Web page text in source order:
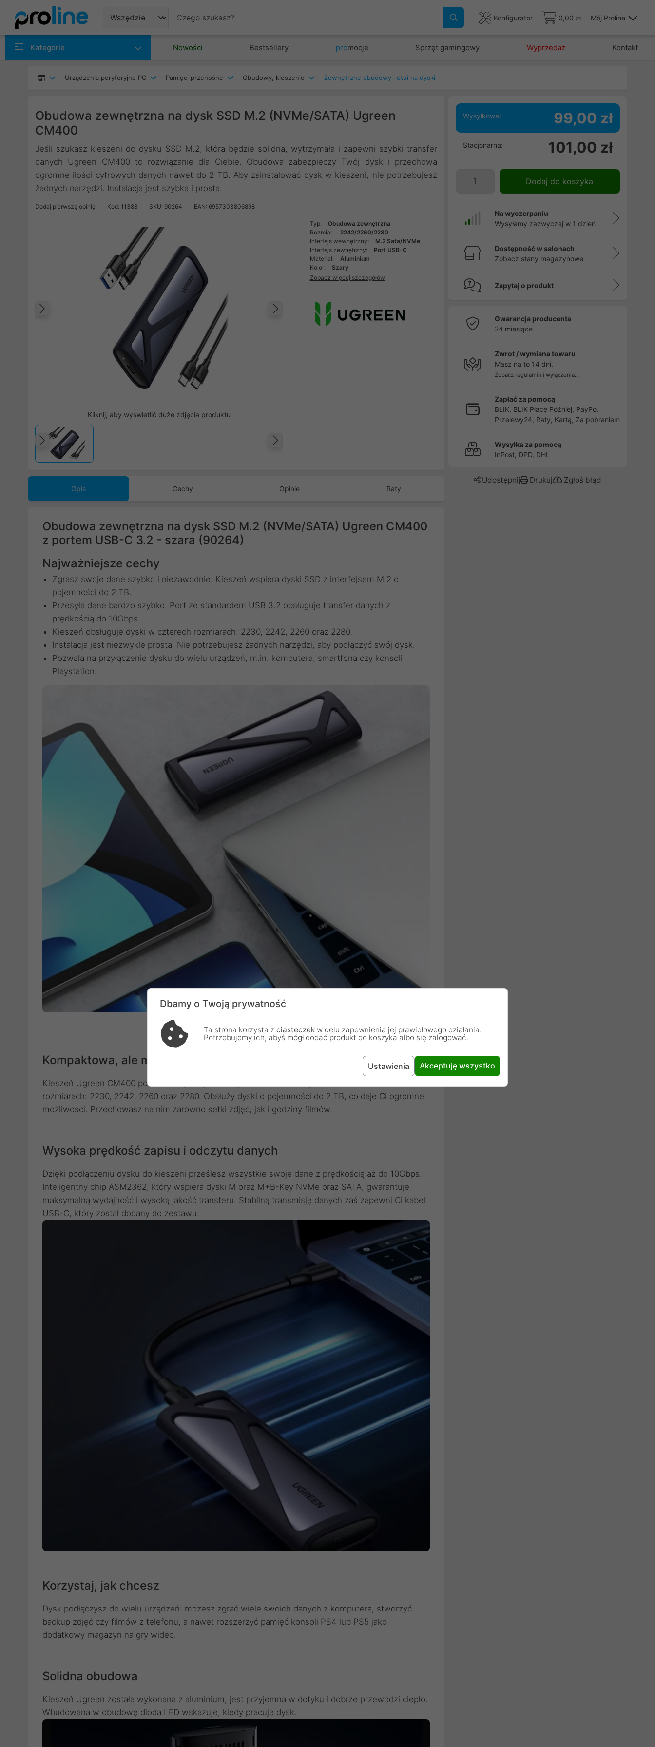
Konfigurator 0,00 zł Mój Proline
Kategorie Nowości Bestsellery promocje Sprzęt gamingowy Wyprzedaż Kontakt
Urządzenia peryferyjne PC Pamięci przenośne Obudowy, kieszenie Zewnętrzne obudowy i etui na dyski
Obudowa zewnętrzna na dysk SSD M.2 (NVMe/SATA) Ugreen
CM400
Jeśli szukasz kieszeni do dysku SSD M.2, która będzie solidna, wytrzymała i zapewni szybki transfer
danych Ugreen CM400 to rozwiązanie dla Ciebie. Obudowa zabezpieczy Twój dysk i przechowa
ogromne ilości cyfrowych danych nawet do 2 TB. Aby zainstalować dysk w kieszeni, nie potrzebujesz
żadnych narzędzi. Instalacja jest szybka i prosta.
Dodaj pierwszą opinię Kod: 11388 SKU: 90264 EAN: 6957303806898
Następny
Kliknij, aby wyświetlić duże zdjęcia produktu
Poprzedni
Typ:
Obudowa zewnętrzna
Rozmiar:
2242/2260/2280
Interfejs wewnętrzny:
M.2 Sata/NVMe
Interfejs zewnętrzny:
Port USB-C
Materiał:
Aluminium
Kolor:
Szary
Zobacz więcej szczegółów
Opis Cechy Opinie Raty
Obudowa zewnętrzna na dysk SSD M.2 (NVMe/SATA) Ugreen CM400
z portem USB-C 3.2 - szara (90264)
Najważniejsze cechy
Zgrasz swoje dane szybko i niezawodnie. Kieszeń wspiera dyski SSD z interfejsem M.2 o
pojemności do 2 TB.
Przesyła dane bardzo szybko. Port ze standardem USB 3.2 obsługuje transfer danych z
prędkością do 10Gbps.
Kieszeń obsługuje dyski w czterech rozmiarach: 2230, 2242, 2260 oraz 2280.
Instalacja jest niezwykle prosta. Nie potrzebujesz żadnych narzędzi, aby podłączyć swój dysk.
Pozwala na przyłączenie dysku do wielu urządzeń, m.in. komputera, smartfona czy konsoli
Playstation.
Kompaktowa, ale mocna
Kieszeń Ugreen CM400 pozwala na podłączenie dysku SSD z interfejsem M.2 aż w czterech
rozmiarach: 2230, 2242, 2260 oraz 2280. Obsłuży dyski o pojemności do 2 TB, co daje Ci ogromne
możliwości. Przechowasz na nim zarówno setki zdjęć, jak i godziny filmów.
Wysoka prędkość zapisu i odczytu danych
Dzięki podłączeniu dysku do kieszeni prześlesz wszystkie swoje dane z prędkością aż do 10Gbps.
Inteligentny chip ASM2362, który wspiera dyski M oraz M+B-Key NVMe oraz SATA, gwarantuje
maksymalną wydajność i wysoką jakość transferu. Stabilną transmisję danych zaś zapewni Ci kabel
USB-C, który został dodany do zestawu.
Korzystaj, jak chcesz
Dysk podłączysz do wielu urządzeń: możesz zgrać wiele swoich danych z komputera, stworzyć
backup zdjęć czy filmów z telefonu, a nawet rozszerzyć pamięć konsoli PS4 lub PS5 jako
dodatkowy magazyn na gry wideo.
Solidna obudowa
Kieszeń Ugreen została wykonana z aluminium, jest przyjemna w dotyku i dobrze przewodzi ciepło.
Wbudowana w obudowę dioda LED wskazuje, kiedy pracuje dysk.
Wysyłkowa: 99,00 zł
Stacjonarna: 101,00 zł
Dodaj do koszyka
Na wyczerpaniu
Wysyłamy zazwyczaj w 1 dzień
Dostępność w salonach
Zobacz stany magazynowe
Zapytaj o produkt
Gwarancja producenta
24 miesiące
Zwrot / wymiana towaru
Masz na to 14 dni.
Zobacz regulamin i wyłączenia...
Zapłać za pomocą
BLIK, BLIK Płacę Później, PayPo,
Przelewy24, Raty, Kartą, Za pobraniem
Wysyłka za pomocą
InPost, DPD, DHL
Udostępnij Drukuj Zgłoś błąd
Dbamy o Twoją prywatność
Ta strona korzysta z ciasteczek w celu zapewnienia jej prawidłowego działania.
Potrzebujemy ich, abyś mógł dodać produkt do koszyka albo się zalogować.
Ustawienia Akceptuję wszystko